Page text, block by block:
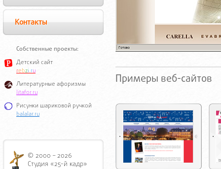
Контакты
Собственные проекты:
Детский сайт
rebzi.ru
Литературные афоризмы
litafor.ru
Рисунки шариковой ручкой
balalar.ru
© 2000 – 2026
Студия «25-й кадр»
Примеры веб-сайтов